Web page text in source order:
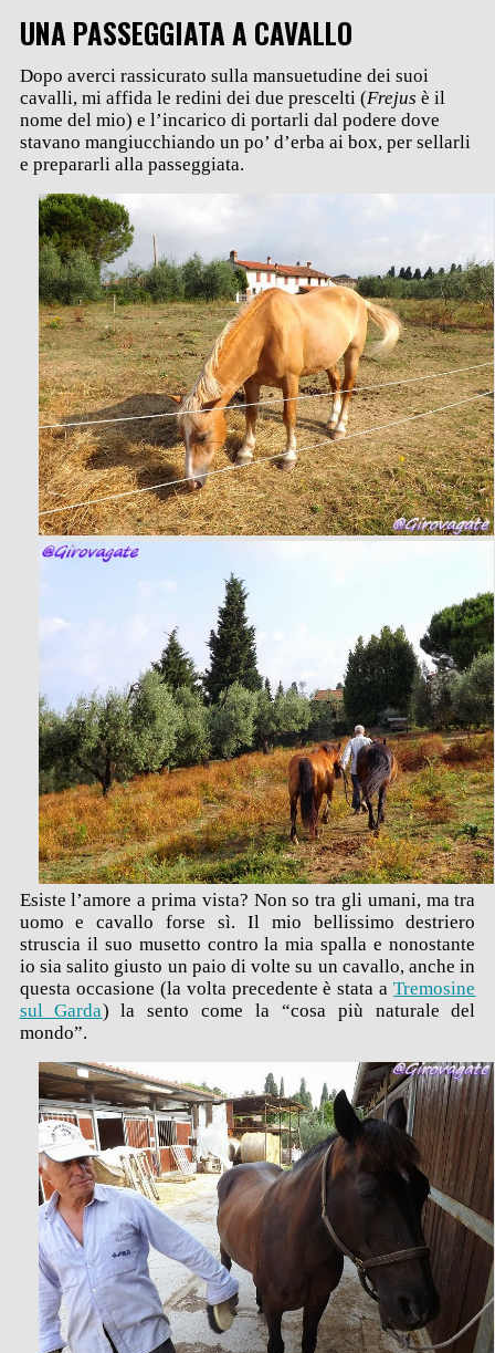
UNA PASSEGGIATA A CAVALLO
Dopo averci rassicurato sulla mansuetudine dei suoi
cavalli, mi affida le redini dei due prescelti (Frejus è il
nome del mio) e l’incarico di portarli dal podere dove
stavano mangiucchiando un po’ d’erba ai box, per sellarli
e prepararli alla passeggiata.
Esiste l’amore a prima vista? Non so tra gli umani, ma tra
uomo e cavallo forse sì. Il mio bellissimo destriero
struscia il suo musetto contro la mia spalla e nonostante
io sia salito giusto un paio di volte su un cavallo, anche in
questa occasione (la volta precedente è stata aTremosine
sul Garda) la sento come la “cosa più naturale del
mondo”.